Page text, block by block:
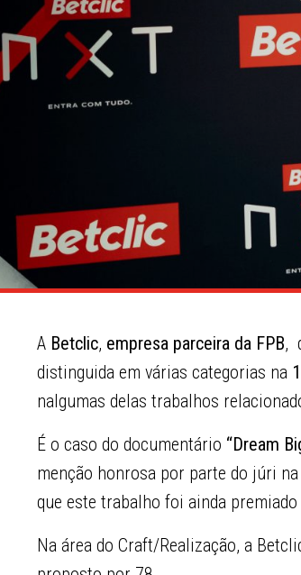
A Betclic, empresa parceira da FPB,
distinguida em várias categorias na
nalgumas delas trabalhos
É o caso do documentário “Dream
menção honrosa por parte do júri
que este trabalho foi ainda
Na área do Craft/Realização, a